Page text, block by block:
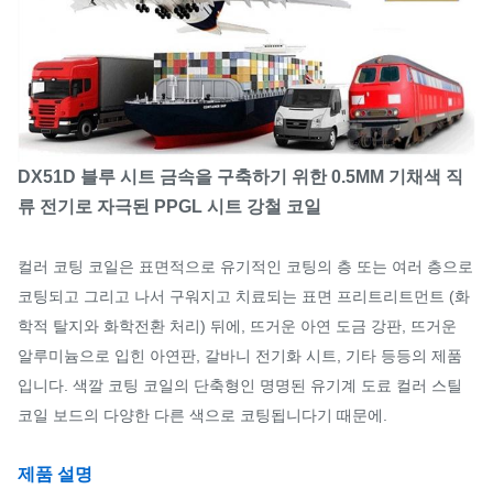
DX51D 블루 시트 금속을 구축하기 위한 0.5MM 기채색 직
류 전기로 자극된 PPGL 시트 강철 코일
컬러 코팅 코일은 표면적으로 유기적인 코팅의 층 또는 여러 층으로
코팅되고 그리고 나서 구워지고 치료되는 표면 프리트리트먼트 (화
학적 탈지와 화학전환 처리) 뒤에, 뜨거운 아연 도금 강판, 뜨거운
알루미늄으로 입힌 아연판, 갈바니 전기화 시트, 기타 등등의 제품
입니다. 색깔 코팅 코일의 단축형인 명명된 유기계 도료 컬러 스틸
코일 보드의 다양한 다른 색으로 코팅됩니다기 때문에.
제품 설명